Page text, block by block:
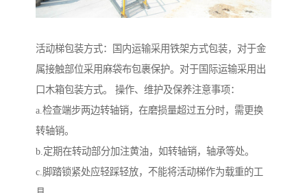
活动梯包装方式：国内运输采用铁架方式包装，对于金
属接触部位采用麻袋布包裹保护。对于国际运输采用出
口木箱包装方式。 操作、维护及保养注意事项：
a.检查端步两边转轴销，在磨损量超过五分时，需更换
转轴销。
b.定期在转动部分加注黄油，如转轴销，轴承等处。
c.脚踏锁紧处应轻踩轻放，不能将活动梯作为载重的工